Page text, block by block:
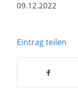
09.12.2022
Eintrag teilen